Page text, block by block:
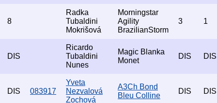
8
Radka
Tubaldini
Mokrišová
Morningstar
Agility
BrazilianStorm
3 1
DIS
Ricardo
Tubaldini
Nunes
Magic Blanka
Monet
DIS DIS
DIS 083917
Yveta
Nezvalová
Zochová
A3Ch Bond
Bleu Colline
DIS DIS